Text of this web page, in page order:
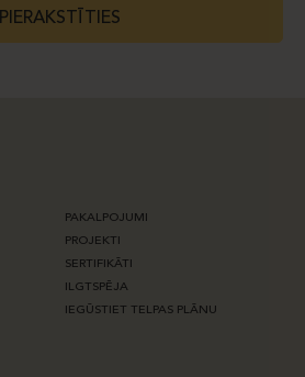
PIERAKSTĪTIES
PAKALPOJUMI
PROJEKTI
SERTIFIKĀTI
ILGTSPĒJA
IEGŪSTIET TELPAS PLĀNU